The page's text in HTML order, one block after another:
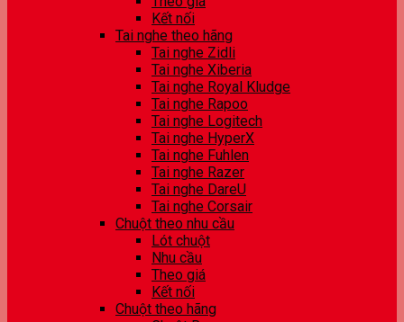
Kết nối
Tai nghe theo hãng
Tai nghe Zidli
Tai nghe Xiberia
Tai nghe Royal Kludge
Tai nghe Rapoo
Tai nghe Logitech
Tai nghe HyperX
Tai nghe Fuhlen
Tai nghe Razer
Tai nghe DareU
Tai nghe Corsair
Chuột theo nhu cầu
Lót chuột
Nhu cầu
Theo giá
Kết nối
Chuột theo hãng